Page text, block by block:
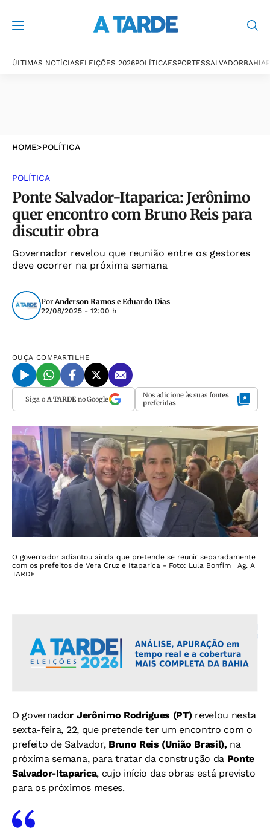
ÚLTIMAS NOTÍCIASELEIÇÕES 2026POLÍTICAESPORTESSALVADORBAHIA
HOME>POLÍTICA
POLÍTICA
Ponte Salvador-Itaparica: Jerônimo
quer encontro com Bruno Reis para
discutir obra
Governador revelou que reunião entre os gestores
deve ocorrer na próxima semana
PorAnderson Ramos e Eduardo Dias
22/08/2025 - 12:00 h
OUÇA COMPARTILHE
Siga o A TARDEno Google Nos adicione às suas fontes
preferidas
O governador adiantou ainda que pretende se reunir separadamente
com os prefeitos de Vera Cruz e Itaparica - Foto: Lula Bonfim | Ag. A
TARDE
O governador Jerônimo Rodrigues (PT) revelou nesta
sexta-feira, 22, que pretende ter um encontro com o
prefeito de Salvador, Bruno Reis (União Brasil), na
próxima semana, para tratar da construção da Ponte
Salvador-Itaparica, cujo início das obras está previsto
para os próximos meses.